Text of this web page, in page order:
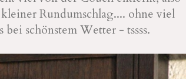
Rundumschlag.... ohne viel
schönstem Wetter - tssss.